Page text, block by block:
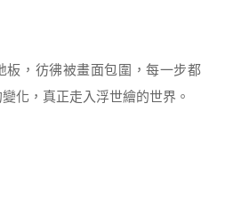
板，彷彿被畫面包圍，每一步都
化，真正走入浮世繪的世界。